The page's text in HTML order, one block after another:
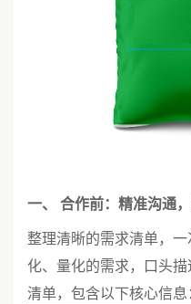
一、 合作前：精准沟通
整理清晰的需求清单，
化、量化的需求，口头
清单，包含以下核心信息：